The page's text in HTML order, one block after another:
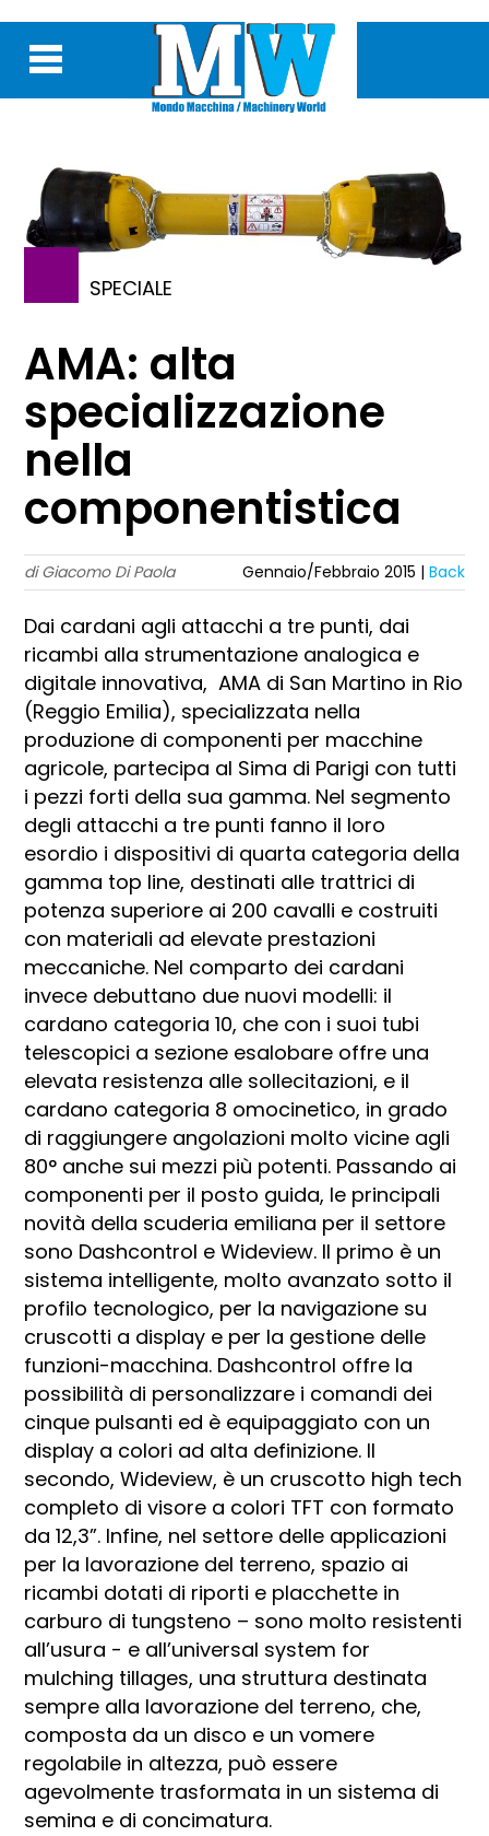
SPECIALE
AMA: alta
specializzazione
nella
componentistica
di Giacomo Di Paola Gennaio/Febbraio 2015 | Back
Dai cardani agli attacchi a tre punti, dai
ricambi alla strumentazione analogica e
digitale innovativa, AMA di San Martino in Rio
(Reggio Emilia), specializzata nella
produzione di componenti per macchine
agricole, partecipa al Sima di Parigi con tutti
i pezzi forti della sua gamma. Nel segmento
degli attacchi a tre punti fanno il loro
esordio i dispositivi di quarta categoria della
gamma top line, destinati alle trattrici di
potenza superiore ai 200 cavalli e costruiti
con materiali ad elevate prestazioni
meccaniche. Nel comparto dei cardani
invece debuttano due nuovi modelli: il
cardano categoria 10, che con i suoi tubi
telescopici a sezione esalobare offre una
elevata resistenza alle sollecitazioni, e il
cardano categoria 8 omocinetico, in grado
di raggiungere angolazioni molto vicine agli
80° anche sui mezzi più potenti. Passando ai
componenti per il posto guida, le principali
novità della scuderia emiliana per il settore
sono Dashcontrol e Wideview. Il primo è un
sistema intelligente, molto avanzato sotto il
profilo tecnologico, per la navigazione su
cruscotti a display e per la gestione delle
funzioni-macchina. Dashcontrol offre la
possibilità di personalizzare i comandi dei
cinque pulsanti ed è equipaggiato con un
display a colori ad alta definizione. Il
secondo, Wideview, è un cruscotto high tech
completo di visore a colori TFT con formato
da 12,3”. Infine, nel settore delle applicazioni
per la lavorazione del terreno, spazio ai
ricambi dotati di riporti e placchette in
carburo di tungsteno – sono molto resistenti
all’usura - e all’universal system for
mulching tillages, una struttura destinata
sempre alla lavorazione del terreno, che,
composta da un disco e un vomere
regolabile in altezza, può essere
agevolmente trasformata in un sistema di
semina e di concimatura.